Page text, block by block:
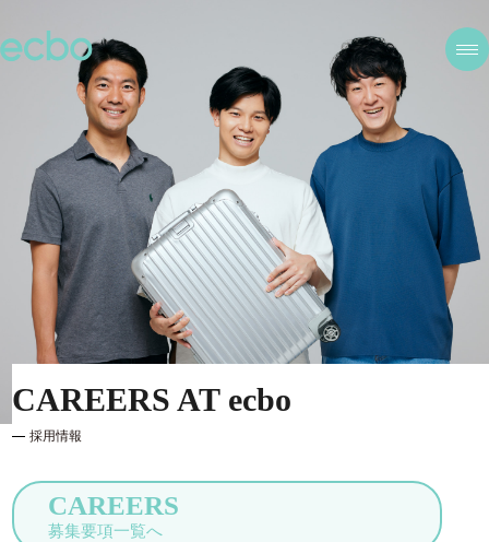
CAREERS AT ecbo
採用情報
CAREERS
募集要項一覧へ